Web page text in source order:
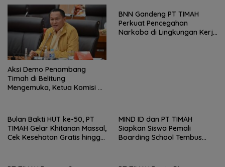
Aksi Demo Penambang
Timah di Belitung
Mengemuka, Ketua Komisi XII
BNN Gandeng PT TIMAH
Perkuat Pencegahan
Narkoba di Lingkungan Kerja
Bulan Bakti HUT ke-50, PT
TIMAH Gelar Khitanan Massal,
Cek Kesehatan Gratis hingga
MIND ID dan PT TIMAH
Siapkan Siswa Pemali
Boarding School Tembus